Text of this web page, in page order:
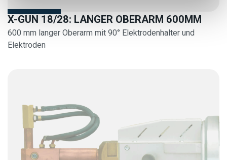
X-GUN 18/28: LANGER OBERARM 600MM
600 mm langer Oberarm mit 90° Elektrodenhalter und
Elektroden